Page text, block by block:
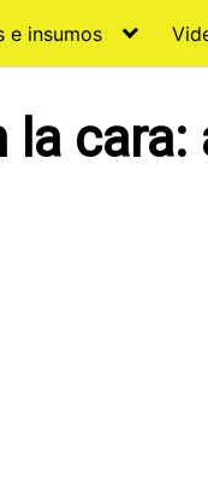
e insumos